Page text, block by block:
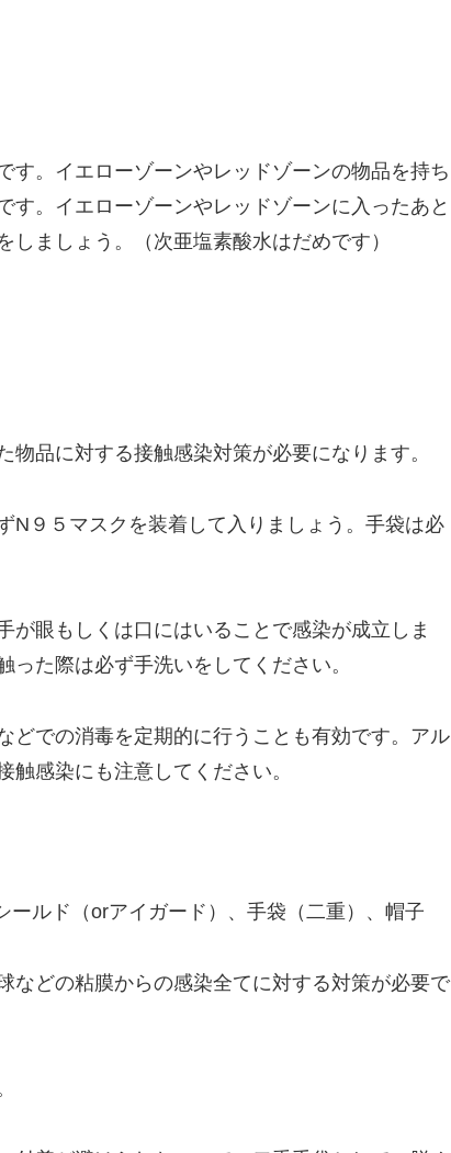
す。イエローゾーンやレッドゾーンの物品を持ち
。イエローゾーンやレッドゾーンに入ったあと
ましょう。（次亜塩素酸水はだめです）
品に対する接触感染対策が必要になります。
N９５マスクを装着して入りましょう。手袋は必
眼もしくは口にはいることで感染が成立しま
た際は必ず手洗いをしてください。
どでの消毒を定期的に行うことも有効です。アル
感染にも注意してください。
ルド（orアイガード）、手袋（二重）、帽子
などの粘膜からの感染全てに対する対策が必要で